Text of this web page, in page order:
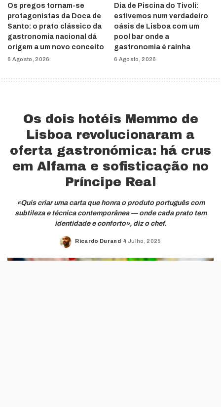
Os pregos tornam-se
protagonistas da Doca de
Santo: o prato clássico da
gastronomia nacional dá
origem a um novo conceito
6 Agosto, 2026
Dia de Piscina do Tivoli:
estivemos num verdadeiro
oásis de Lisboa com um
pool bar onde a
gastronomia é rainha
6 Agosto, 2026
Os dois hotéis Memmo de
Lisboa revolucionaram a
oferta gastronómica: há crus
em Alfama e sofisticação no
Príncipe Real
«Quis criar uma carta que honra o produto português com
subtileza e técnica contemporânea — onde cada prato tem
identidade e conforto», diz o chef.
Posted
Ricardo Durand 4 Julho, 2025